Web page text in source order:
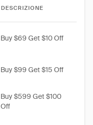
DESCRIZIONE
Buy $69 Get $10 Off
Buy $99 Get $15 Off
Buy $599 Get $100
Off